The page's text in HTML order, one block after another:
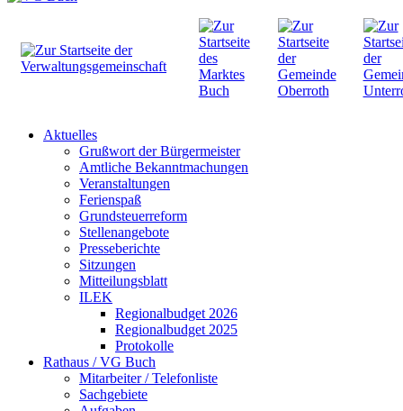
Aktuelles
Grußwort der Bürgermeister
Amtliche Bekanntmachungen
Veranstaltungen
Ferienspaß
Grundsteuerreform
Stellenangebote
Presseberichte
Sitzungen
Mitteilungsblatt
ILEK
Regionalbudget 2026
Regionalbudget 2025
Protokolle
Rathaus / VG Buch
Mitarbeiter / Telefonliste
Sachgebiete